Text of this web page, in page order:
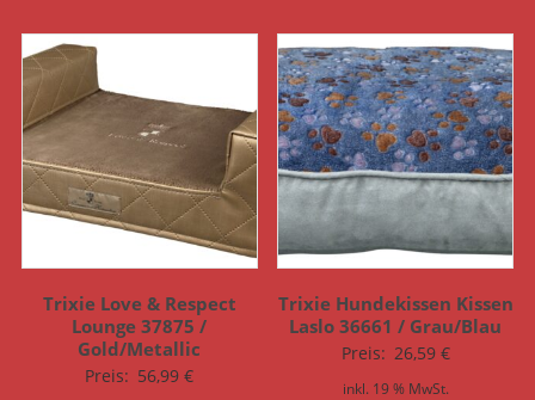
Trixie Love & Respect
Lounge 37875 /
Gold/Metallic
Preis: 56,99€
Trixie Hundekissen Kissen
Laslo 36661 / Grau/Blau
Preis: 26,59 €
inkl. 19 % MwSt.